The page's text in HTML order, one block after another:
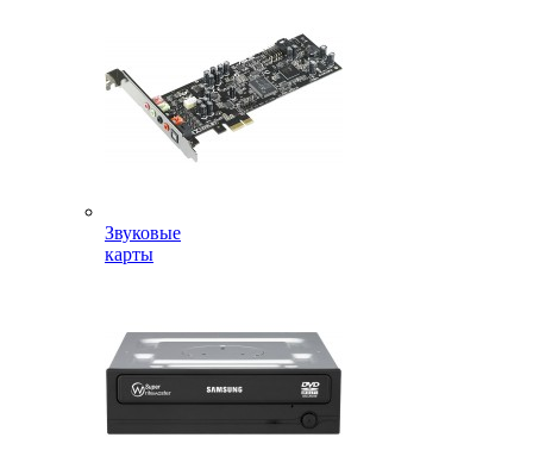
Звуковые
карты